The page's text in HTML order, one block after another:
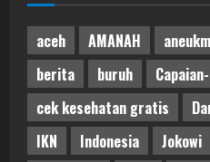
aceh AMANAH
berita
buruh
cek kesehatan gratis
IKN
Indonesia Jokowi